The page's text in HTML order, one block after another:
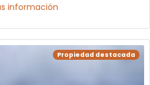
información
Propiedad destacada